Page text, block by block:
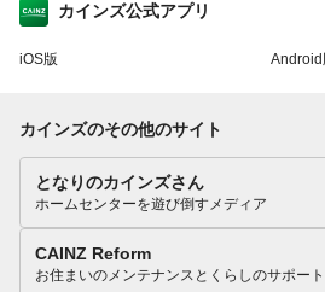
カインズ公式アプリ
iOS版 Android
カインズのその他のサイト
となりのカインズさん
ホームセンターを遊び倒すメディア
CAINZ Reform
お住まいのメンテナンスとくらしのサポート